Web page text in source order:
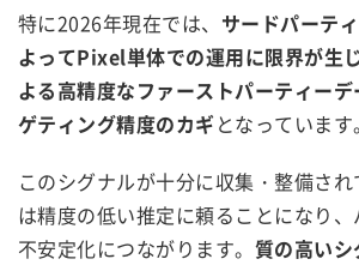
特に2026年現在では、 サードパーテ
よってPixel単体での運用に限界が生
よる高精度なファーストパーティー
ゲティング精度のカギ となっています。
このシグナルが十分に収集・整備さ
は精度の低い推定に頼ることになり
不安定化につながります。 質の高い